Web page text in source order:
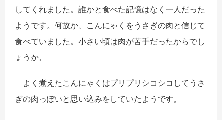
してくれました。誰かと食べた記憶はなく一人だった
ようです。何故か、こんにゃくをうさぎの肉と信じて
食べていました。小さい頃は肉が苦手だったからでし
ょうか。
よく煮えたこんにゃくはプリプリシコシコしてうさ
ぎの肉っぽいと思い込みをしていたようです。